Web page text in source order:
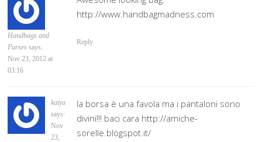
Handbags and
Purses says:
Nov 23, 2012 at
03:16
http://www.handbagmadness.com
Reply
katya
says:
Nov
23,
la borsa è una favola ma i pantaloni sono
divini!!! baci cara http://amiche-
sorelle.blogspot.it/